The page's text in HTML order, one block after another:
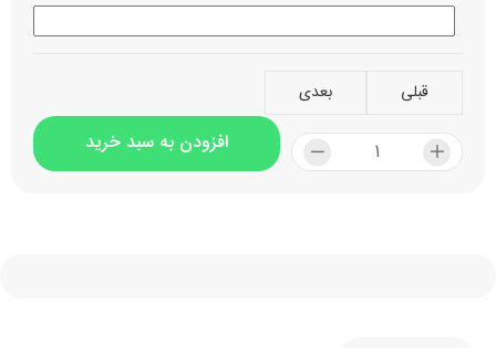
قبلی بعدی
افزودن به سبد خرید